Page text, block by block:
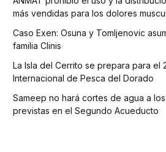
más vendidas para los dolores
Caso Exen: Osuna y Tomljenovic
familia Clinis
La Isla del Cerrito se prepara para el
Internacional de Pesca del Dorado
Sameep no hará cortes de agua a
previstas en el Segundo Acueducto